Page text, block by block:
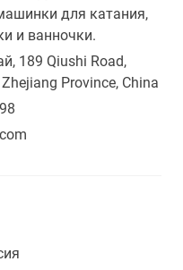
для катания,
и ванночки.
189 Qiushi Road,
Province, China